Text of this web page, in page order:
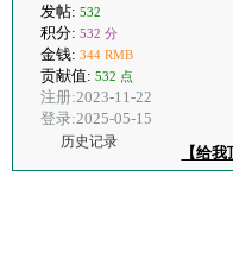
发帖: 532
积分: 532 分
金钱: 344 RMB
贡献值: 532 点
注册:2023-11-22
登录:2025-05-15
历史记录
【给我